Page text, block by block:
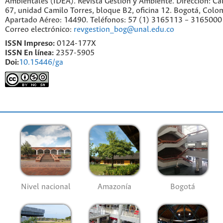
67, unidad Camilo Torres, bloque B2, oficina 12. Bogotá,
Apartado Aéreo: 14490. Teléfonos: 57 (1) 3165113 –
Correo electrónico: revgestion_bog@unal.edu.co
ISSN Impreso: 0124-177X
ISSN En línea: 2357-5905
Doi:10.15446/ga
Nivel nacional Amazonía Bogotá